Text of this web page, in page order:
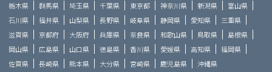
栃木県
群馬県 埼玉県 千葉県 東京都 神奈川県 新潟県
富山県
石川県
福井県 山梨県 長野県 岐阜県 静岡県 愛知県
三重県
滋賀県
京都府 大阪府 兵庫県 奈良県 和歌山県 鳥取県
島根県
岡山県
広島県 山口県 徳島県 香川県 愛媛県 高知県
福岡県
佐賀県
長崎県 熊本県 大分県 宮崎県 鹿児島県 沖縄県